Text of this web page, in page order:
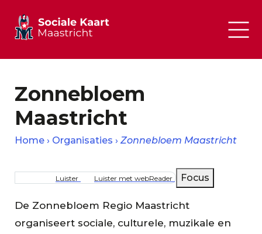
Zonnebloem
Maastricht
Kruimelpad
Home Organisaties Zonnebloem Maastricht
Luister Luister met webReader Focus
De Zonnebloem Regio Maastricht
organiseert sociale, culturele, muzikale en